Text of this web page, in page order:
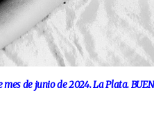
de junio de 2024. La Plata.